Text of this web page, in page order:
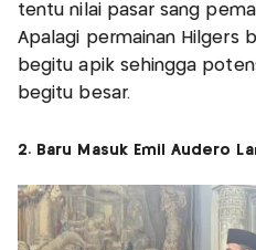
tentu nilai pasar sang
Apalagi permainan Hilgers
begitu apik sehingga
begitu besar.
2. Baru Masuk Emil Audero